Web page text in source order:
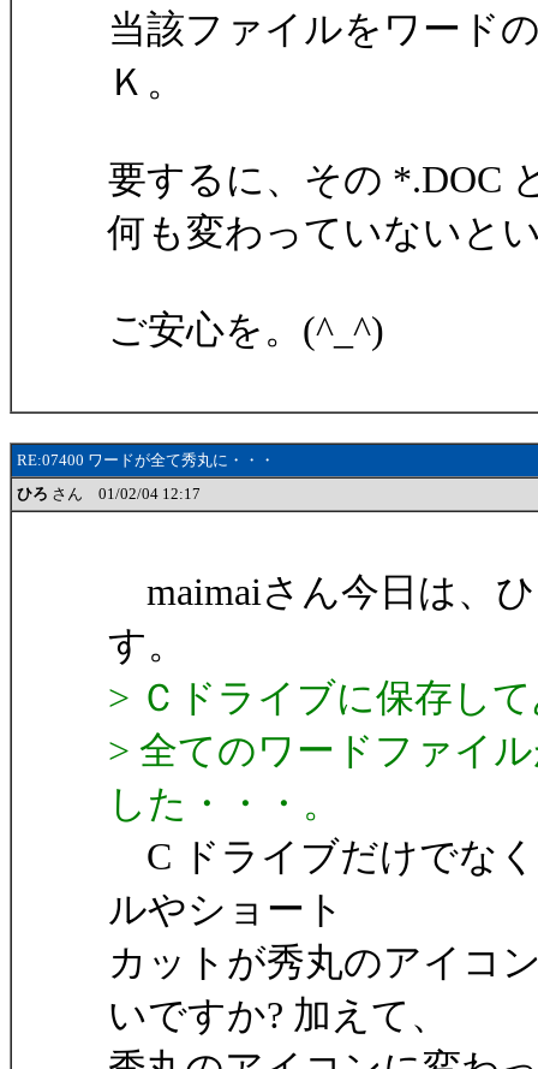
当該ファイルをワード
Ｋ。
要するに、その *.DOC
何も変わっていないと
ご安心を。(^_^)
RE:07400 ワードが全て秀丸に・・・
ひろ さん 01/02/04 12:17
maimaiさん今日は、
す。
> Ｃドライブに保存し
> 全てのワードファイ
した・・・。
C ドライブだけでな
ルやショート
カットが秀丸のアイコ
いですか? 加えて、